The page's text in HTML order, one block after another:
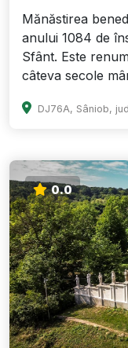
Mănăstirea
anului 1084 de
Sfânt. Este
câteva secole
DJ76A, Sâniob,
0.0